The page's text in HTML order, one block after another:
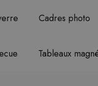
Cadres photo
Tableaux